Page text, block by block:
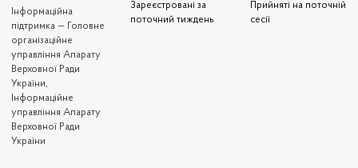
Iнформаційна
підтримка — Головне
організаційне
управління Апарату
Верховної Ради
України,
Інформаційне
управління Апарату
Верховної Ради
України
Зареєстровані за
поточний тиждень
Прийняті на поточній
сесії